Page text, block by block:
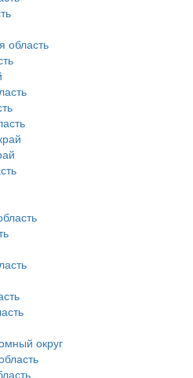
область
округ